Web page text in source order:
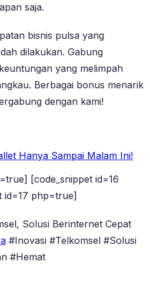
saja.
bisnis pulsa yang
dilakukan. Gabung
yang melimpah
Berbagai bonus menarik
dengan kami!
Hanya Sampai Malam Ini!
[code_snippet id=16
id=17 php=true]
Solusi Berinternet Cepat
#Inovasi #Telkomsel #Solusi
#Hemat